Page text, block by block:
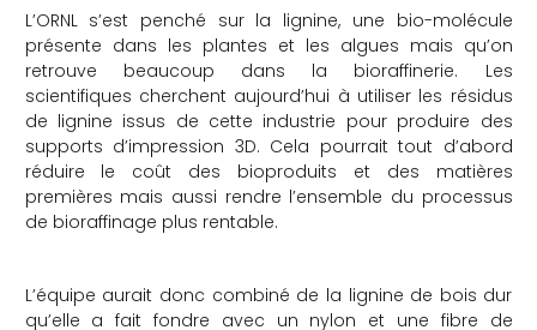
L’ORNL s’est penché sur la lignine, une bio-molécule
présente dans les plantes et les algues mais qu’on
retrouve beaucoup dans la bioraffinerie. Les
scientifiques cherchent aujourd’hui à utiliser les résidus
de lignine issus de cette industrie pour produire des
supports d’impression 3D. Cela pourrait tout d’abord
réduire le coût des bioproduits et des matières
premières mais aussi rendre l’ensemble du processus
de bioraffinage plus rentable.
L’équipe aurait donc combiné de la lignine de bois dur
qu’elle a fait fondre avec un nylon et une fibre de